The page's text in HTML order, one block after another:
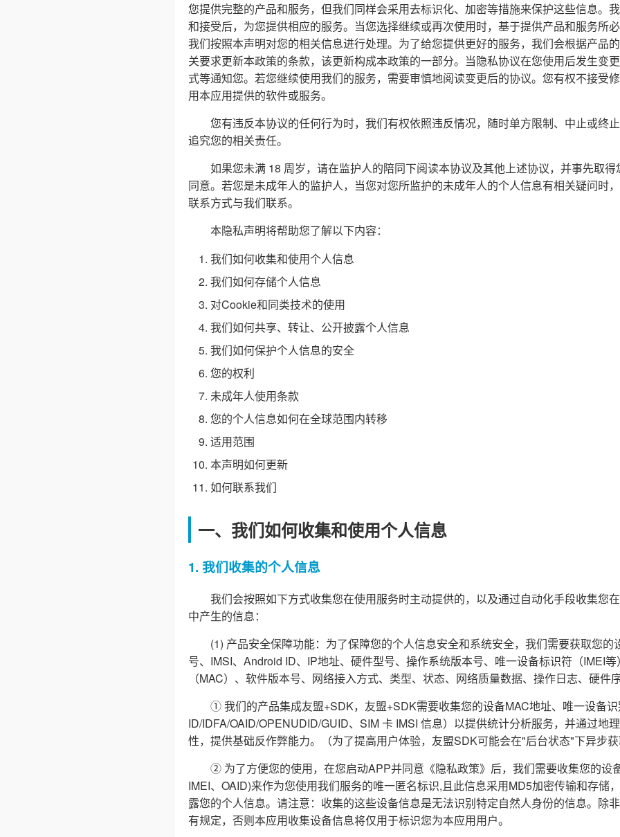
您提供完整的产品和服务，但我们同样会采用去标识化、加密等措施来保护这些信息。
和接受后，为您提供相应的服务。当您选择继续或再次使用时，基于提供产品和服务所
我们按照本声明对您的相关信息进行处理。为了给您提供更好的服务，我们会根据产品
关要求更新本政策的条款，该更新构成本政策的一部分。当隐私协议在您使用后发生变
式等通知您。若您继续使用我们的服务，需要审慎地阅读变更后的协议。您有权不接受
用本应用提供的软件或服务。
您有违反本协议的任何行为时，我们有权依照违反情况，随时单方限制、中止或终
追究您的相关责任。
如果您未满 18 周岁，请在监护人的陪同下阅读本协议及其他上述协议，并事先取
同意。若您是未成年人的监护人，当您对您所监护的未成年人的个人信息有相关疑问时
联系方式与我们联系。
本隐私声明将帮助您了解以下内容：
我们如何收集和使用个人信息
我们如何存储个人信息
对Cookie和同类技术的使用
我们如何共享、转让、公开披露个人信息
我们如何保护个人信息的安全
您的权利
未成年人使用条款
您的个人信息如何在全球范围内转移
适用范围
本声明如何更新
如何联系我们
一、我们如何收集和使用个人信息
1. 我们收集的个人信息
我们会按照如下方式收集您在使用服务时主动提供的，以及通过自动化手段收集您
中产生的信息：
(1) 产品安全保障功能：为了保障您的个人信息安全和系统安全，我们需要获取您的
号、IMSI、Android ID、IP地址、硬件型号、操作系统版本号、唯一设备标识符（IMEI
（MAC）、软件版本号、网络接入方式、类型、状态、网络质量数据、操作日志、硬件
① 我们的产品集成友盟+SDK，友盟+SDK需要收集您的设备MAC地址、唯一设备
ID/IDFA/OAID/OPENUDID/GUID、SIM 卡 IMSI 信息）以提供统计分析服务，并通过地
性，提供基础反作弊能力。（为了提高用户体验，友盟SDK可能会在"后台状态"下异步
② 为了方便您的使用，在您启动APP并同意《隐私政策》后，我们需要收集您的设
IMEI、OAID)来作为您使用我们服务的唯一匿名标识,且此信息采用MD5加密传输和存储
露您的个人信息。请注意：收集的这些设备信息是无法识别特定自然人身份的信息。除
有规定，否则本应用收集设备信息将仅用于标识您为本应用用户。